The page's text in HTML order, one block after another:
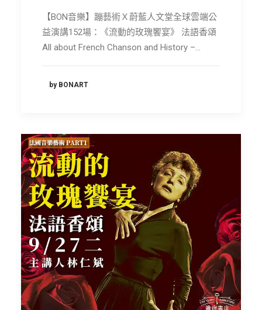
【BON音樂】蹦藝術Ｘ蔚藍人文堂全球雲端公
益演講152場：《流動的玫瑰饗宴》 法語香頌
All about French Chanson and History –…
by BONART